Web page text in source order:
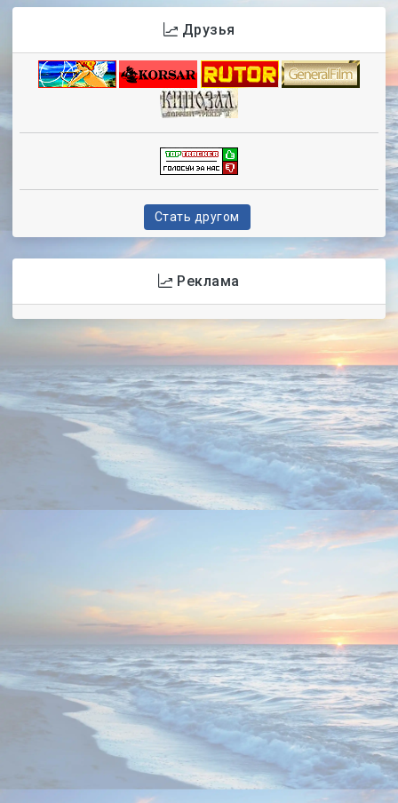
Друзья
Стать другом
Реклама